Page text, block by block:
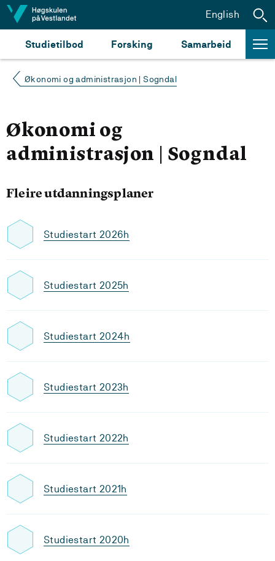
Hopp til innhald
Studietilbod Forsking Samarbeid
English
Økonomi og administrasjon | Sogndal
Økonomi og
administrasjon | Sogndal
Fleire utdanningsplaner
Studiestart 2026h
Studiestart 2025h
Studiestart 2024h
Studiestart 2023h
Studiestart 2022h
Studiestart 2021h
Studiestart 2020h